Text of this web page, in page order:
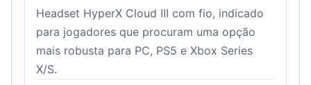
Headset HyperX Cloud III com fio, indicado
para jogadores que procuram uma opção
mais robusta para PC, PS5 e Xbox Series
X/S.